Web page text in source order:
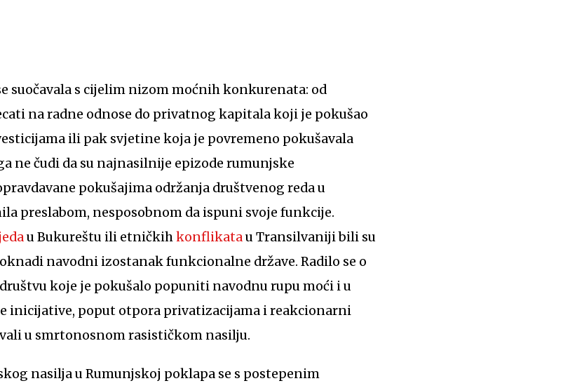
suočavala s cijelim nizom moćnih konkurenata: od
na radne odnose do privatnog kapitala koji je pokušao
ili pak svjetine koja je povremeno pokušavala
ne čudi da su najnasilnije epizode rumunjske
pokušajima održanja društvenog reda u
preslabom, nesposobnom da ispuni svoje funkcije.
u Bukureštu ili etničkihkonflikatau Transilvaniji bili su
navodni izostanak funkcionalne države. Radilo se o
koje je pokušalo popuniti navodnu rupu moći i u
inicijative, poput otpora privatizacijama i reakcionarni
u smrtonosnom rasističkom nasilju.
nasilja u Rumunjskoj poklapa se s postepenim